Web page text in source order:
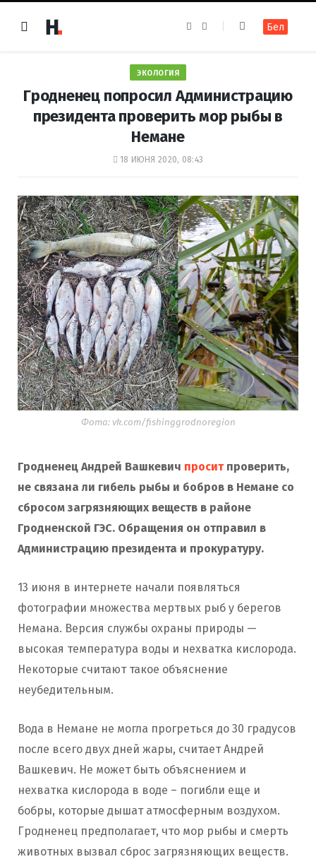
e
k
t
a
m
Бел
ЭКОЛОГИЯ
Гродненец попросил Администрацию
президента проверить мор рыбы в
Немане
18 ИЮНЯ 2020, 08:43
Фота: vk.com/fishinggrodnoregion
Гродненец Андрей Вашкевич проситпроверить,
не связана ли гибель рыбы и бобров в Немане со
сбросом загрязняющих веществ в районе
Гродненской ГЭС. Обращения он отправил в
Администрацию президента и прокуратуру.
13 июня в интернете начали появляться
фотографии множества мертвых рыб у берегов
Немана. Версия службы охраны природы —
высокая температура воды и нехватка кислорода.
Некоторые считают такое объяснение
неубедительным.
Вода в Немане не могла прогреться до 30 градусов
после всего двух дней жары, считает Андрей
Вашкевич. Не может быть объяснением и
нехватка кислорода в воде – погибли еще и
бобры, которые дышат атмосферным воздухом.
Гродненец предполагает, что мор рыбы и смерть
животных вызвал сброс загрязняющих веществ.